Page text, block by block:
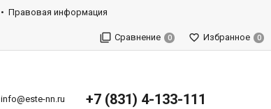
Правовая информация
Сравнение 0 Избранное 0
info@este-nn.ru +7 (831) 4-133-111